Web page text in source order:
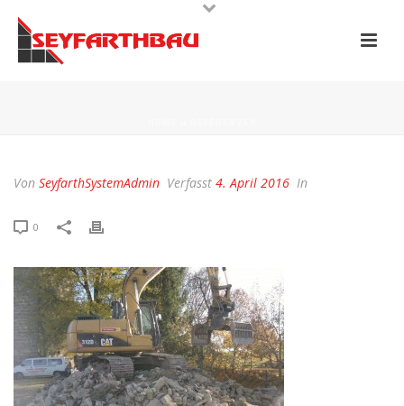
Von SeyfarthSystemAdmin Verfasst 4. April 2016 In
0